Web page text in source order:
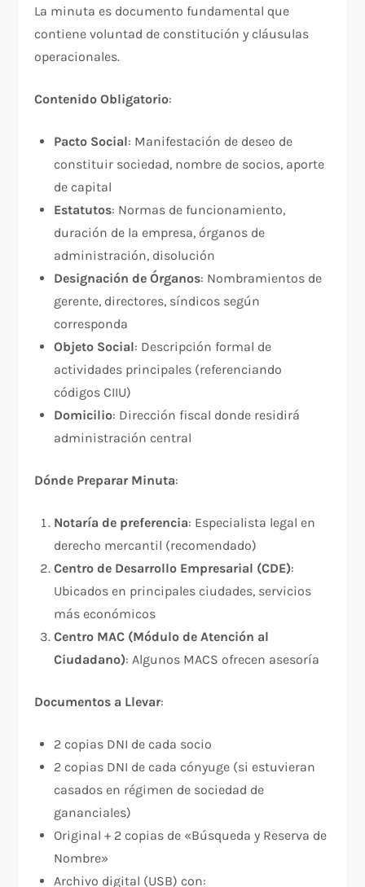
La minuta es documento fundamental que
contiene voluntad de constitución y cláusulas
operacionales.
Contenido Obligatorio:​
Pacto Social: Manifestación de deseo de
constituir sociedad, nombre de socios, aporte
de capital
Estatutos: Normas de funcionamiento,
duración de la empresa, órganos de
administración, disolución
Designación de Órganos: Nombramientos de
gerente, directores, síndicos según
corresponda
Objeto Social: Descripción formal de
actividades principales (referenciando
códigos CIIU)
Domicilio: Dirección fiscal donde residirá
administración central
Dónde Preparar Minuta:
Notaría de preferencia: Especialista legal en
derecho mercantil (recomendado)
Centro de Desarrollo Empresarial (CDE):
Ubicados en principales ciudades, servicios
más económicos
Centro MAC (Módulo de Atención al
Ciudadano): Algunos MACS ofrecen asesoría
Documentos a Llevar:​
2 copias DNI de cada socio
2 copias DNI de cada cónyuge (si estuvieran
casados en régimen de sociedad de
gananciales)
Original + 2 copias de «Búsqueda y Reserva de
Nombre»
Archivo digital (USB) con: